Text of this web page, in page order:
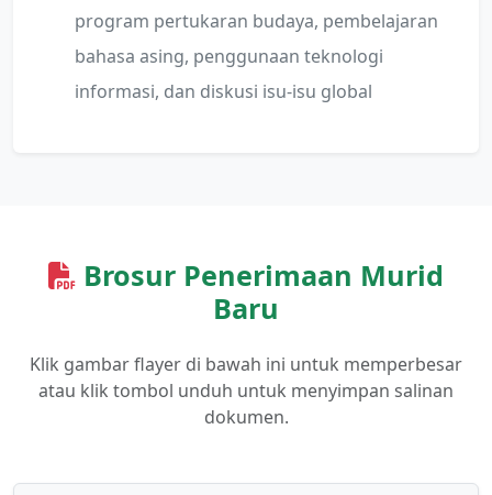
program pertukaran budaya, pembelajaran
bahasa asing, penggunaan teknologi
informasi, dan diskusi isu-isu global
Brosur Penerimaan Murid
Baru
Klik gambar flayer di bawah ini untuk memperbesar
atau klik tombol unduh untuk menyimpan salinan
dokumen.